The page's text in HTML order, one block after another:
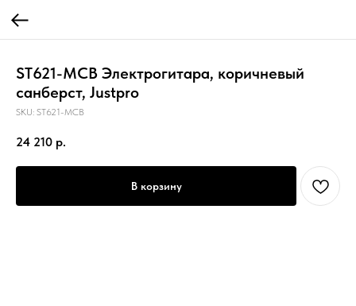
ST621-MCB Электрогитара, коричневый
санберст, Justpro
SKU: ST621-MCB
24 210 р.
В корзину